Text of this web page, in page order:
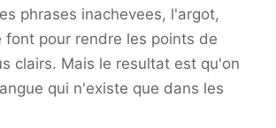
phrases inachevees, l'argot,
font pour rendre les points de
clairs. Mais le resultat est qu'on
qui n'existe que dans les